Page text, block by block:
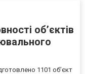
об’єктів
1101 об’єкт